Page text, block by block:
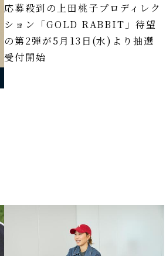
応募殺到の上田桃子プロディレク
ション「GOLD RABBIT」待望
の第2弾が5月13日(水)より抽選
受付開始